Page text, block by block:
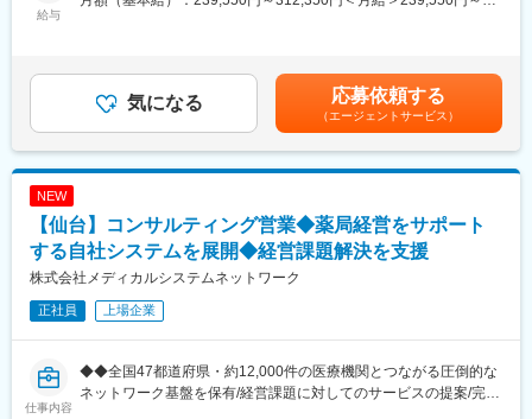
・医療業界は私たちの生活に無くてはならない非常に社会的意義
の高い業界で、コロナ禍においても安定した業績を残していま
す。地域に根付いた事業運営をしており、今後も安定した成長が
・営業スタイル：代理店と協力して医療機関へ営業活動を行いま
す。基本的に事務所へ出社しますが、直行直帰をする場合もあり
ます。全員に社用車を貸与しています。
販売できるのは当社のみです。血圧計、体温計のデータを飛ば
し、病院の電子カルテに表示するなど、これまでにない画期的な
提案をする事ができます。
■研修：
す。具体的には半年間で独り立ちしてもらうために、入社時・50
日目・150日目と3回に分けた研修プログラムを用意。人体のしく
給与
性があります。月給(月額)は固定手当を含めた表記です。
気になる 応募依頼する
（エージェントサービス）
NEW
【仙台】コンサルティング営業◆薬局経営をサポート
する自社システムを展開◆経営課題解決を支援
株式会社メディカルシステムネットワーク
正社員 上場企業
仕事内容
◆◆全国47都道府県・約12,000件の医療機関とつながる圧倒的な
ネットワーク基盤を保有/経営課題に対してのサービスの提案/完全